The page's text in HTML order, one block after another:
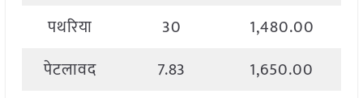
पथरिया
30
1,480.00
पेटलावद
7.83
1,650.00